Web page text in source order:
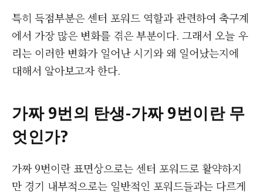
특히 득점부분은 센터 포워드 역할과 관련하여 축구계
에서 가장 많은 변화를 겪은 부분이다. 그래서 오늘 우
리는 이러한 변화가 일어난 시기와 왜 일어났는지에
대해서 알아보고자 한다.
가짜 9번의 탄생-가짜 9번이란 무
엇인가?
가짜 9번이란 표면상으로는 센터 포워드로 활약하지
만 경기 내부적으로는 일반적인 포워드들과는 다르게